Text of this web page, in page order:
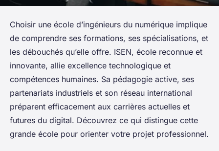
Choisir une école d’ingénieurs du numérique implique
de comprendre ses formations, ses spécialisations, et
les débouchés qu’elle offre. ISEN, école reconnue et
innovante, allie excellence technologique et
compétences humaines. Sa pédagogie active, ses
partenariats industriels et son réseau international
préparent efficacement aux carrières actuelles et
futures du digital. Découvrez ce qui distingue cette
grande école pour orienter votre projet professionnel.